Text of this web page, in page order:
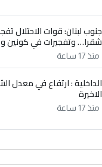
جنوب لبنان: قوات الاحتلال
شقرا… وتفجيرات في كونين
منذ 17 ساعة
الداخلية : ارتفاع في معدل
الاخيرة
منذ 17 ساعة